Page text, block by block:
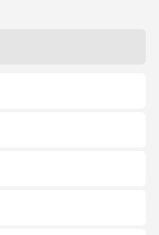
в наших силах,
предусмотреть -